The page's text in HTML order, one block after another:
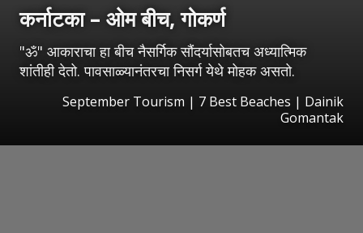
कर्नाटका – ओम बीच, गोकर्ण
"ॐ" आकाराचा हा बीच नैसर्गिक सौंदर्यासोबतच अध्यात्मिक
शांतीही देतो. पावसाळ्यानंतरचा निसर्ग येथे मोहक असतो.
September Tourism | 7 Best Beaches | Dainik
Gomantak